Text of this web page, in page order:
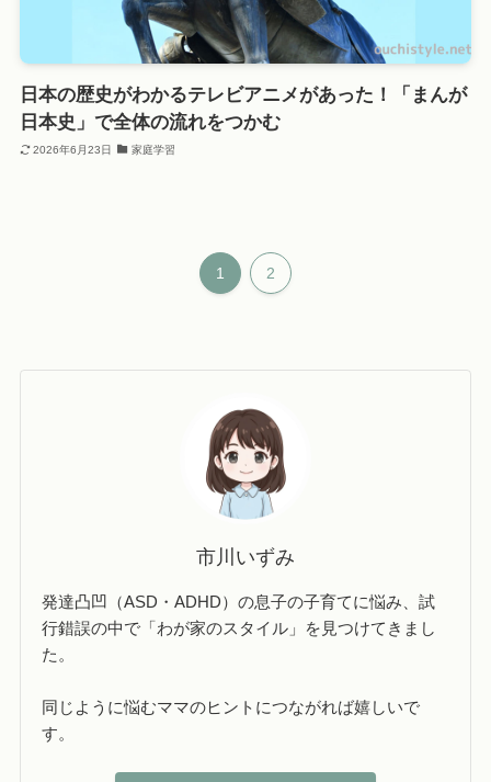
日本の歴史がわかるテレビアニメがあった！「まんが
日本史」で全体の流れをつかむ
2026年6月23日 家庭学習
1 2
市川いずみ
発達凸凹（ASD・ADHD）の息子の子育てに悩み、試
行錯誤の中で「わが家のスタイル」を見つけてきまし
た。
同じように悩むママのヒントにつながれば嬉しいで
す。